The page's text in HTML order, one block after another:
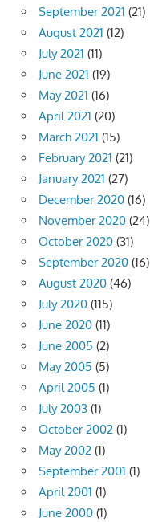
September 2021 (21)
August 2021 (12)
July 2021 (11)
June 2021 (19)
May 2021 (16)
April 2021 (20)
March 2021 (15)
February 2021 (21)
January 2021 (27)
December 2020 (16)
November 2020 (24)
October 2020 (31)
September 2020 (16)
August 2020 (46)
July 2020 (115)
June 2020 (11)
June 2005 (2)
May 2005 (5)
April 2005 (1)
July 2003 (1)
October 2002 (1)
May 2002 (1)
September 2001 (1)
April 2001 (1)
June 2000 (1)